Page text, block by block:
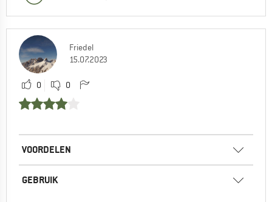
Friedel
15.07.2023
0 0
VOORDELEN
GEBRUIK